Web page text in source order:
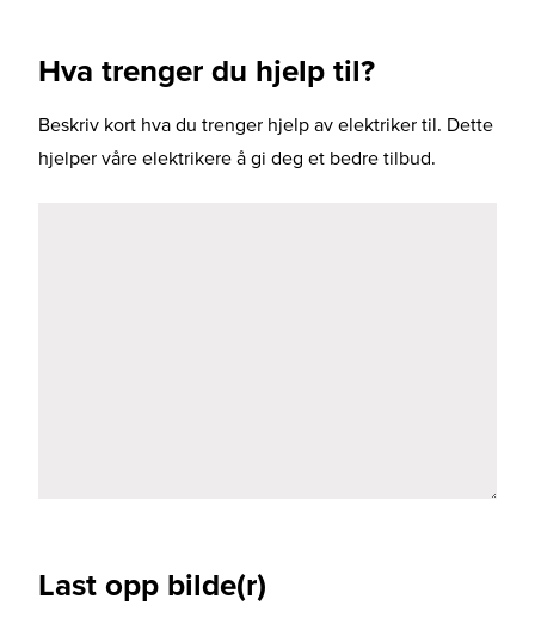
Hva trenger du hjelp til?
Beskriv kort hva du trenger hjelp av elektriker til. Dette
hjelper våre elektrikere å gi deg et bedre tilbud.
Last opp bilde(r)